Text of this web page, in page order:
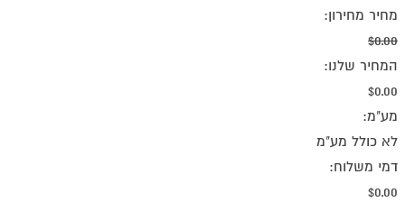
מחיר מחירון:
$0.00
המחיר שלנו:
$0.00
מע"מ:
לא כולל מע"מ
דמי משלוח:
$0.00